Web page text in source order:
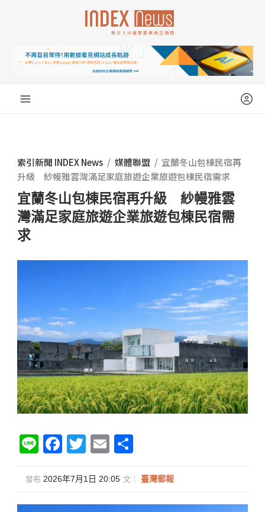
索引新聞 INDEX News / 媒體聯盟 / 宜蘭冬山包棟民宿再
升級 紗幔雅雲灣滿足家庭旅遊企業旅遊包棟民宿需求
宜蘭冬山包棟民宿再升級 紗幔雅雲
灣滿足家庭旅遊企業旅遊包棟民宿需
求
Li
n
e
F
a
c
e
T
wi
tt
er
E
m
ail
享
發布 2026年7月1日 20:05·文｜ 臺灣郵報